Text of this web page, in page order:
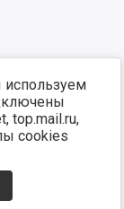
top.mail.ru,
cookies